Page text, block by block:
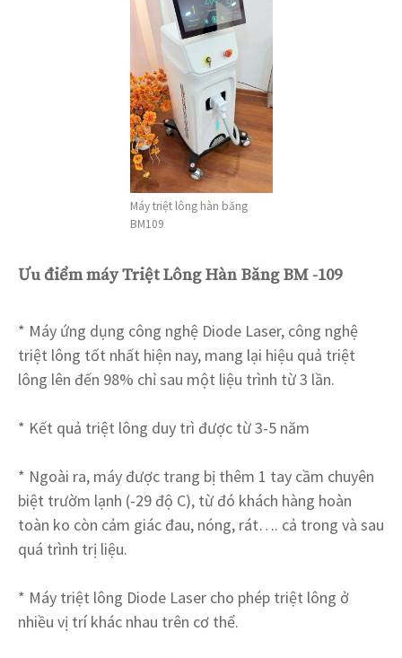
Máy triệt lông hàn băng
BM109
Ưu điểm máy Triệt Lông Hàn Băng BM -109
* Máy ứng dụng công nghệ Diode Laser, công nghệ
triệt lông tốt nhất hiện nay, mang lại hiệu quả triệt
lông lên đến 98% chỉ sau một liệu trình từ 3 lần.
* Kết quả triệt lông duy trì được từ 3-5 năm
* Ngoài ra, máy được trang bị thêm 1 tay cầm chuyên
biệt trườm lạnh (-29 độ C), từ đó khách hàng hoàn
toàn ko còn cảm giác đau, nóng, rát…. cả trong và sau
quá trình trị liệu.
* Máy triệt lông Diode Laser cho phép triệt lông ở
nhiều vị trí khác nhau trên cơ thể.